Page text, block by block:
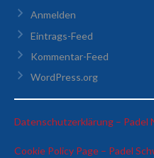
Anmelden
Eintrags-Feed
Kommentar-Feed
WordPress.org
Datenschutzerklärung – Padel
Cookie Policy Page – Padel